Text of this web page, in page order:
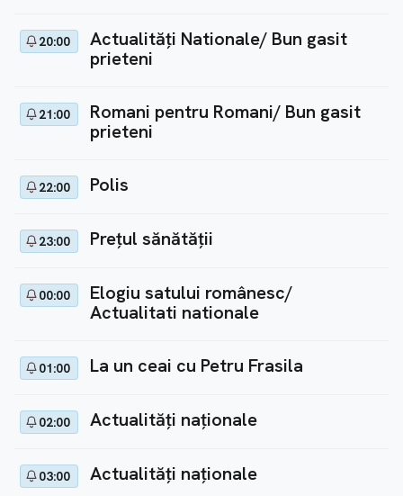
20:00
Actualități Nationale/ Bun gasit
prieteni
21:00
Romani pentru Romani/ Bun gasit
prieteni
22:00 Polis
23:00 Prețul sănătății
00:00
Elogiu satului românesc/
Actualitati nationale
01:00 La un ceai cu Petru Frasila
02:00 Actualități naționale
03:00 Actualități naționale